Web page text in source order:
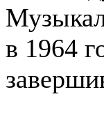
в 1964